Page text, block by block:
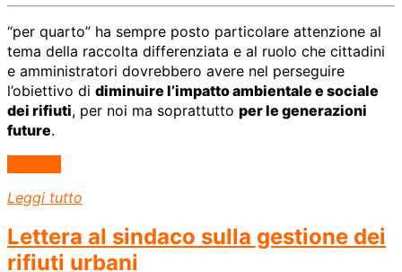
“per quarto” ha sempre posto particolare attenzione al
tema della raccolta differenziata e al ruolo che cittadini
e amministratori dovrebbero avere nel perseguire
l’obiettivo di diminuire l’impatto ambientale e sociale
dei rifiuti, per noi ma soprattutto per le generazioni
future.
Leggi tutto
Lettera al sindaco sulla gestione dei
rifiuti urbani